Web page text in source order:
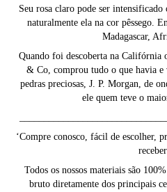
Seu rosa claro pode ser
naturalmente ela na cor pêssego.
Madagascar,
Quando foi descoberta na
& Co, comprou tudo o que havia e
pedras preciosas, J. P. Morgan, de
ele quem teve o
‘Compre conosco, fácil de escolher,
Todos os nossos materiais são
bruto diretamente dos principais